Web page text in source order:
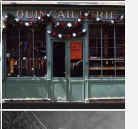
CLERGÉ
COMMERCES ET
COMMERÇANTS